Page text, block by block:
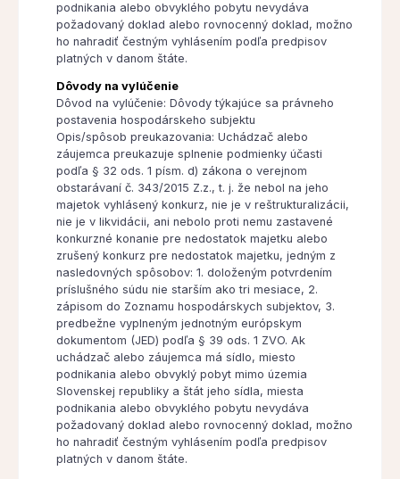
podnikania alebo obvyklého pobytu nevydáva
požadovaný doklad alebo rovnocenný doklad, možno
ho nahradiť čestným vyhlásením podľa predpisov
platných v danom štáte.
Dôvody na vylúčenie
Dôvod na vylúčenie: Dôvody týkajúce sa právneho
postavenia hospodárskeho subjektu
Opis/spôsob preukazovania: Uchádzač alebo
záujemca preukazuje splnenie podmienky účasti
podľa § 32 ods. 1 písm. d) zákona o verejnom
obstarávaní č. 343/2015 Z.z., t. j. že nebol na jeho
majetok vyhlásený konkurz, nie je v reštrukturalizácii,
nie je v likvidácii, ani nebolo proti nemu zastavené
konkurzné konanie pre nedostatok majetku alebo
zrušený konkurz pre nedostatok majetku, jedným z
nasledovných spôsobov: 1. doloženým potvrdením
príslušného súdu nie starším ako tri mesiace, 2.
zápisom do Zoznamu hospodárskych subjektov, 3.
predbežne vyplneným jednotným európskym
dokumentom (JED) podľa § 39 ods. 1 ZVO. Ak
uchádzač alebo záujemca má sídlo, miesto
podnikania alebo obvyklý pobyt mimo územia
Slovenskej republiky a štát jeho sídla, miesta
podnikania alebo obvyklého pobytu nevydáva
požadovaný doklad alebo rovnocenný doklad, možno
ho nahradiť čestným vyhlásením podľa predpisov
platných v danom štáte.